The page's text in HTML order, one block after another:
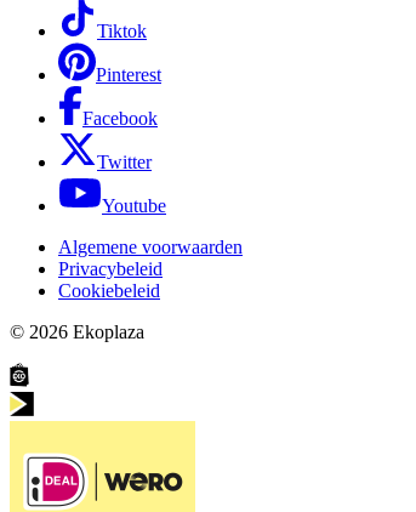
Tiktok
Pinterest
Facebook
Twitter
Youtube
Algemene voorwaarden
Privacybeleid
Cookiebeleid
© 2026 Ekoplaza